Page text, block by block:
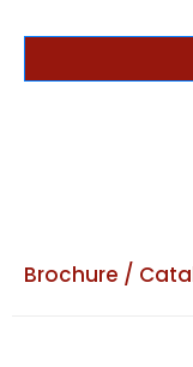
Brochure /